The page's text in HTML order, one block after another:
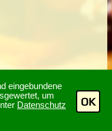
eingebundene
um
Datenschutz
OK